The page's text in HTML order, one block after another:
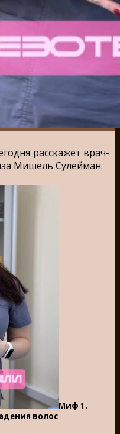
расскажет врач-
Мишель Сулейман.
Миф 1.
волос